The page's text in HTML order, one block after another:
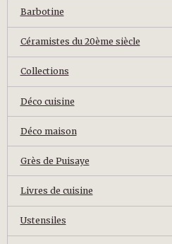
Barbotine
Céramistes du 20ème siècle
Collections
Déco cuisine
Déco maison
Grès de Puisaye
Livres de cuisine
Ustensiles